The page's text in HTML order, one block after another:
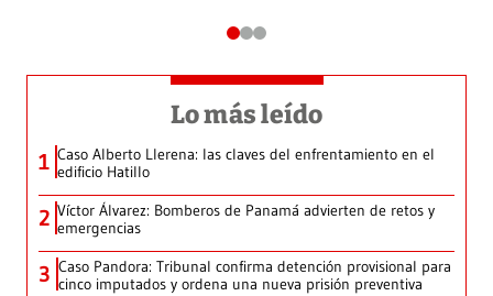
Lo más leído
1 Caso Alberto Llerena: las claves del enfrentamiento en el
edificio Hatillo
2 Víctor Álvarez: Bomberos de Panamá advierten de retos y
emergencias
3 Caso Pandora: Tribunal confirma detención provisional para
cinco imputados y ordena una nueva prisión preventiva